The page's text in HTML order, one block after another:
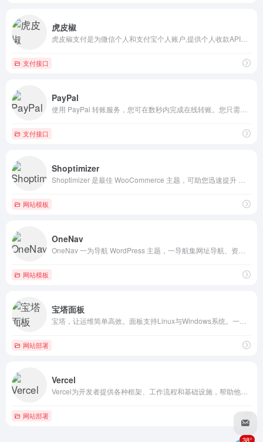
虎皮椒
支付接口
PayPal
支付接口
Shoptimizer
网站模板
OneNav
网站模板
宝塔面板
网站部署
Vercel
网站部署
38°